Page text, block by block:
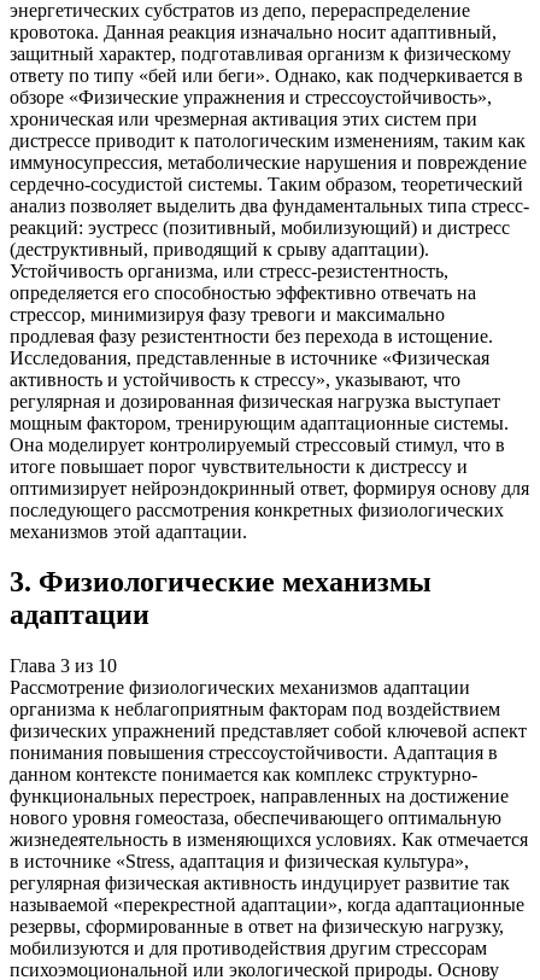
энергетических субстратов из депо, перераспределение
кровотока. Данная реакция изначально носит адаптивный,
защитный характер, подготавливая организм к физическому
ответу по типу «бей или беги». Однако, как подчеркивается в
обзоре «Физические упражнения и стрессоустойчивость»,
хроническая или чрезмерная активация этих систем при
дистрессе приводит к патологическим изменениям, таким как
иммуносупрессия, метаболические нарушения и повреждение
сердечно-сосудистой системы. Таким образом, теоретический
анализ позволяет выделить два фундаментальных типа стресс-
реакций: эустресс (позитивный, мобилизующий) и дистресс
(деструктивный, приводящий к срыву адаптации).
Устойчивость организма, или стресс-резистентность,
определяется его способностью эффективно отвечать на
стрессор, минимизируя фазу тревоги и максимально
продлевая фазу резистентности без перехода в истощение.
Исследования, представленные в источнике «Физическая
активность и устойчивость к стрессу», указывают, что
регулярная и дозированная физическая нагрузка выступает
мощным фактором, тренирующим адаптационные системы.
Она моделирует контролируемый стрессовый стимул, что в
итоге повышает порог чувствительности к дистрессу и
оптимизирует нейроэндокринный ответ, формируя основу для
последующего рассмотрения конкретных физиологических
механизмов этой адаптации.
3. Физиологические механизмы
адаптации
Глава 3 из 10
Рассмотрение физиологических механизмов адаптации
организма к неблагоприятным факторам под воздействием
физических упражнений представляет собой ключевой аспект
понимания повышения стрессоустойчивости. Адаптация в
данном контексте понимается как комплекс структурно-
функциональных перестроек, направленных на достижение
нового уровня гомеостаза, обеспечивающего оптимальную
жизнедеятельность в изменяющихся условиях. Как отмечается
в источнике «Stress, адаптация и физическая культура»,
регулярная физическая активность индуцирует развитие так
называемой «перекрестной адаптации», когда адаптационные
резервы, сформированные в ответ на физическую нагрузку,
мобилизуются и для противодействия другим стрессорам
психоэмоциональной или экологической природы. Основу